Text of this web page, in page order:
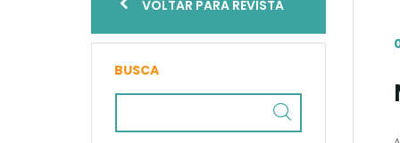
VOLTAR PARA REVISTA
BUSCA